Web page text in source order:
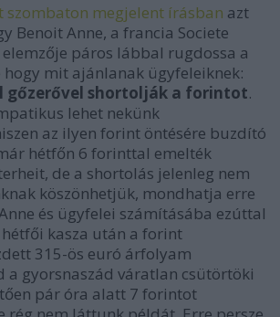
szombaton megjelent írásban azt
Benoit Anne, a francia Societe
elemzője páros lábbal rugdossa a
mit ajánlanak ügyfeleiknek:
gőzerővel shortolják a forintot.
lehet nekünk
az ilyen forint öntésére buzdító
hétfőn 6 forinttal emelték
de a shortolás jelenleg nem
köszönhetjük, mondhatja erre
és ügyfelei számításába ezúttal
kasza után a forint
315-ös euró árfolyam
a gyorsnaszád váratlan csütörtöki
pár óra alatt 7 forintot